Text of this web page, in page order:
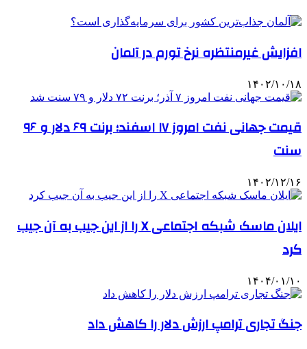
افزایش غیرمنتظره نرخ تورم در آلمان
۱۴۰۲/۱۰/۱۸
قیمت جهانی نفت امروز ۱۷ اسفند؛ برنت ۶۹ دلار و ۹۶
سنت
۱۴۰۲/۱۲/۱۶
ایلان ماسک شبکه اجتماعی X را از این جیب به آن جیب
کرد
۱۴۰۴/۰۱/۱۰
جنگ تجاری ترامپ ارزش دلار را کاهش داد